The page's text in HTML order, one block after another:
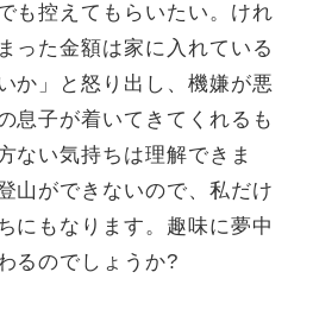
も控えてもらいたい。けれ
った金額は家に入れている
か」と怒り出し、機嫌が悪
息子が着いてきてくれるも
ない気持ちは理解できま
山ができないので、私だけ
にもなります。趣味に夢中
るのでしょうか?